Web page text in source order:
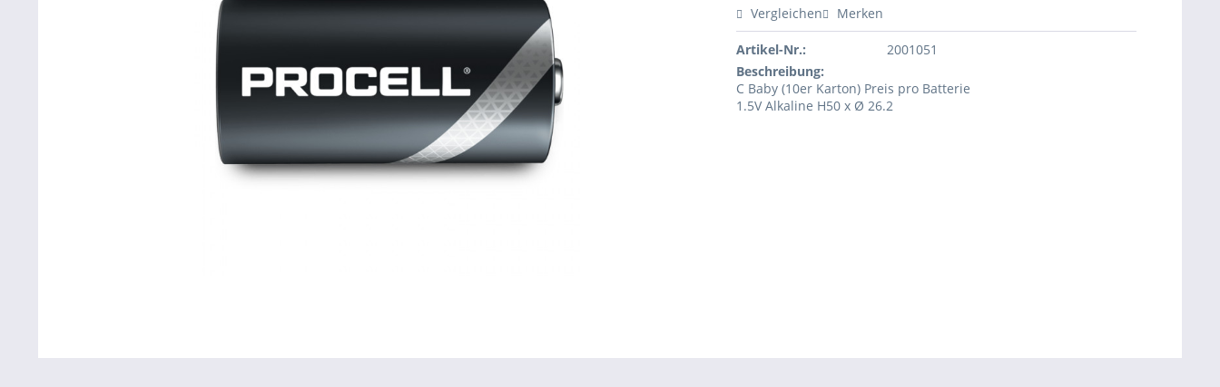
Vergleichen Merken
Artikel-Nr.:
2001051
Beschreibung:
C Baby (10er Karton) Preis pro Batterie
1.5V Alkaline H50 x Ø 26.2